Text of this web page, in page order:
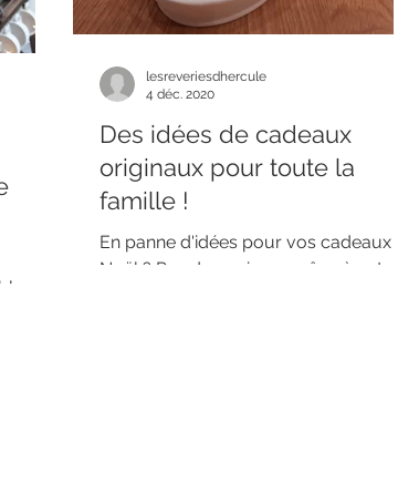
Des idées de cadeaux
originaux pour toute la
famille !
En panne d'idées pour vos cadeaux de
Noël ? Pas de panique, grâce à cet
lesreveriesdhercule
4 déc. 2020